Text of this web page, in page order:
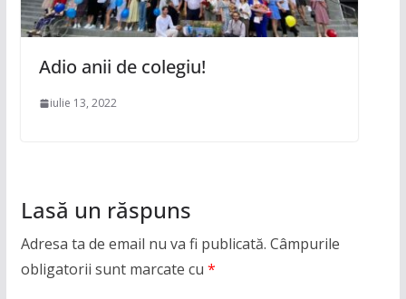
Adio anii de colegiu!
iulie 13, 2022
Lasă un răspuns
Adresa ta de email nu va fi publicată. Câmpurile
obligatorii sunt marcate cu *